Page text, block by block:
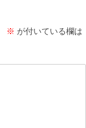
※ が付いている欄は